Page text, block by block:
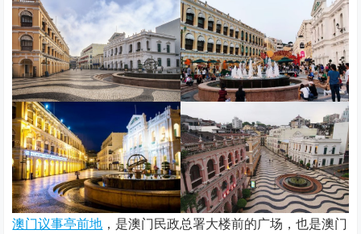
澳门议事亭前地 ，是澳门民政总署大楼前的广场，也是澳门